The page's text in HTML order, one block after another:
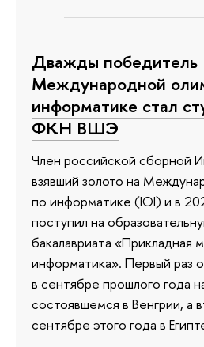
Дважды победитель
Международной
информатике стал
ФКН ВШЭ
Член российской сборной
взявший золото на
по информатике (IOI) и в
поступил на
бакалавриата «Прикладная
информатика». Первый раз
в сентябре прошлого года
состоявшемся в Венгрии, а
сентябре этого года в